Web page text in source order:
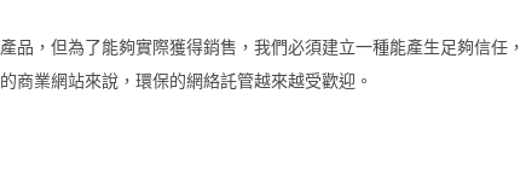
品，但為了能夠實際獲得銷售，我們必須建立一種能產生足夠信任，
商業網站來說，環保的網絡託管越來越受歡迎。